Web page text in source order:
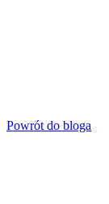
Powrót do bloga